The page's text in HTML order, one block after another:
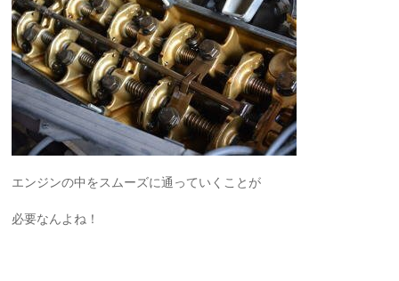
エンジンの中をスムーズに通っていくことが
必要なんよね！